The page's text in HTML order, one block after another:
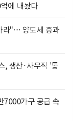
에 내놨다
라"… 양도세 중과
, 생산·사무직 '통
7000가구 공급 속